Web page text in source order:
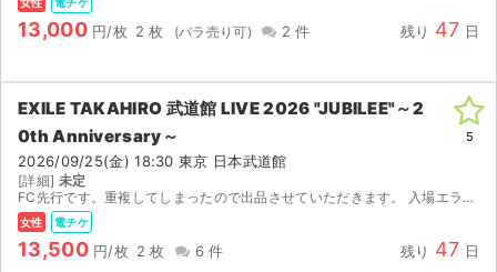
13,000 円/枚 2 枚 2 件 残り 47 日
EXILE TAKAHIRO 武道館 LIVE 2026 "JUBILEE"～2
0th Anniversary～
2026/09/25(金) 18:30 東京 日本武道館
[詳細] 未定
FC先行です。重複してしまったので出品させていただきます。 入場エラー、ランダムエラーなどの返品・返金不可能となっております。また、バラ売り不可能となっています。ご了承ください。
女性 電チケ
13,500 円/枚 2 枚 6 件 残り 47 日
5